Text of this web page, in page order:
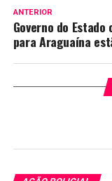
ANTERIOR
Governo do
para Araguaína